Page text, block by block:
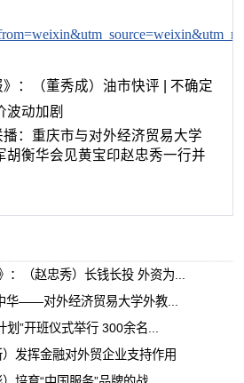
》：（董秀成）油市快评 | 不确定
波动加剧
：重庆市与对外经济贸易大学
胡衡华会见黄宝印赵忠秀一行并
：（赵忠秀）长钱长投 外资为...
华——对外经济贸易大学外教...
”开班仪式举行 300余名...
）发挥金融对外贸企业支持作用